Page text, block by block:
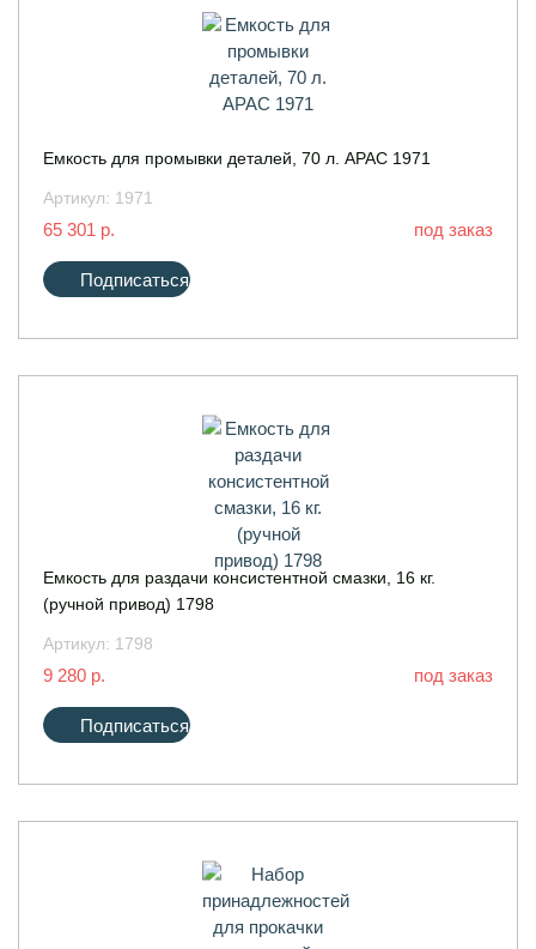
Емкость для промывки деталей, 70 л. APAC 1971
Артикул: 1971
65 301 р. под заказ
Подписаться
Емкость для раздачи консистентной смазки, 16 кг.
(ручной привод) 1798
Артикул: 1798
9 280 р. под заказ
Подписаться